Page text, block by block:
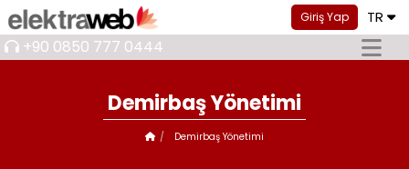
Giriş Yap TR
+90 0850 777 0444
Demirbaş Yönetimi
Demirbaş Yönetimi